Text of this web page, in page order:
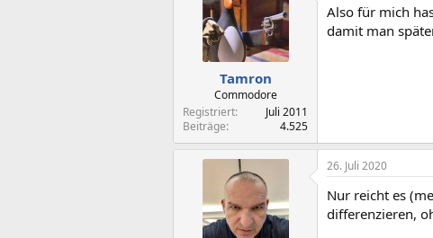
Tamron
Commodore
Registriert
Juli 2011
Beiträge
4.525
Also für mich
damit man
26. Juli 2020
Nur reicht es
differenzieren,